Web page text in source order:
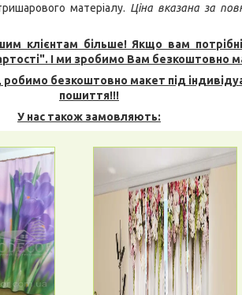
матеріалу. Ціна вказана за
клієнтам більше! Якщо вам
І ми зробимо Вам безкоштовно
безкоштовно макет під
пошиття!!!
У нас також замовляють: